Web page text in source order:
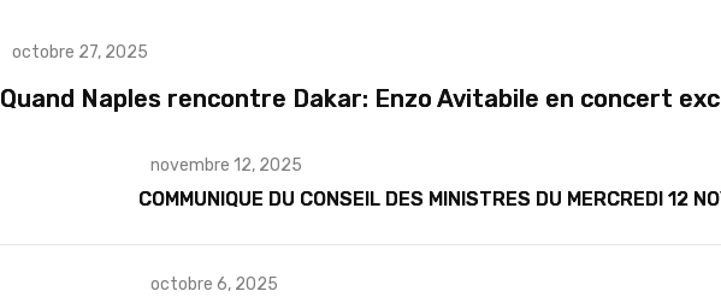
octobre 27, 2025
Quand Naples rencontre Dakar: Enzo Avitabile en concert
novembre 12, 2025
COMMUNIQUE DU CONSEIL DES MINISTRES DU MERCREDI 12
octobre 6, 2025